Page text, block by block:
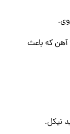
آهن که باعث
نیکل.